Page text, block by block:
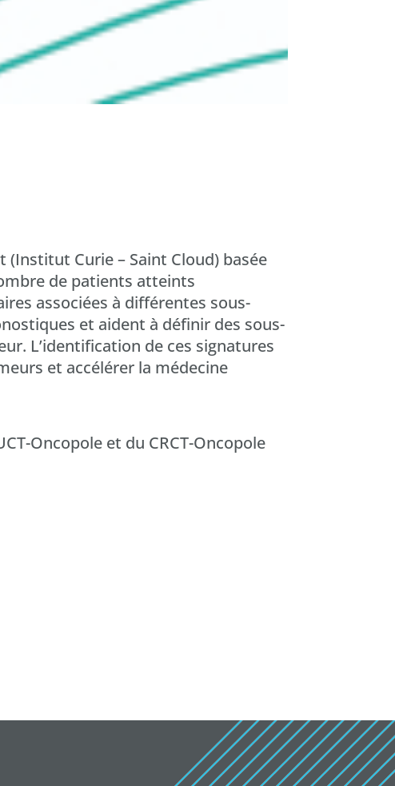
Curie – Saint Cloud) basée
de patients atteints
associées à différentes sous-
et aident à définir des sous-
L’identification de ces signatures
et accélérer la médecine
Oncopole et du CRCT-Oncopole